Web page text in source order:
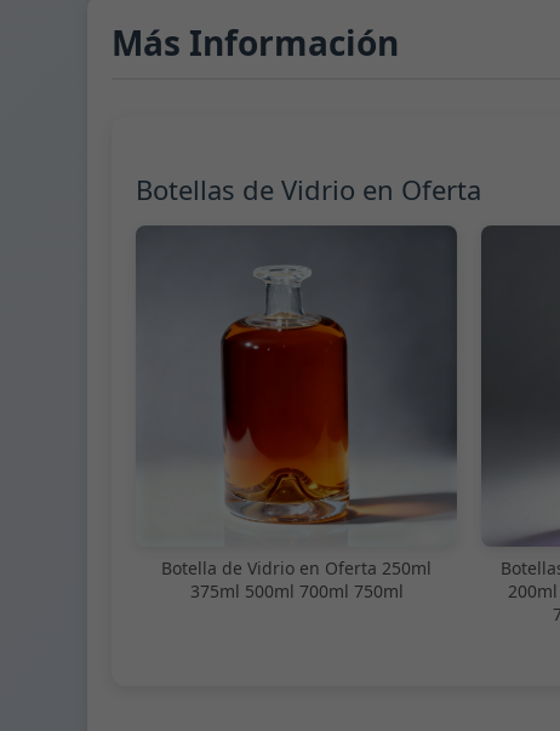
Más Información
Botellas de Vidrio en Oferta
Botella de Vidrio en Oferta 250ml
375ml 500ml 700ml 750ml